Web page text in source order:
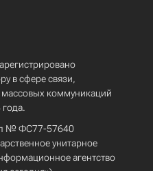
в сфере связи,
коммуникаций
№ ФС77-57640
унитарное
агентство